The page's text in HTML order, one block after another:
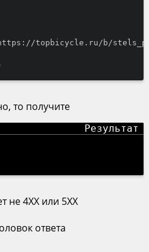
topbicycle.ru/b/
то получите
не 4XX или 5XX
ответа